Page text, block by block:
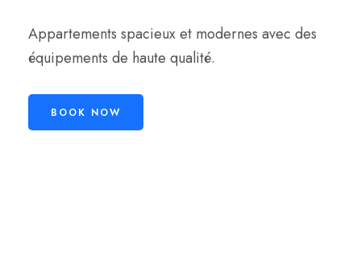
Appartements spacieux et modernes avec des
équipements de haute qualité.
BOOK NOW